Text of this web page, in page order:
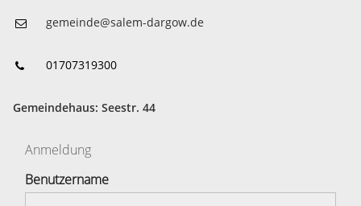
gemeinde@salem-dargow.de
01707319300
Gemeindehaus: Seestr. 44
Anmeldung
Benutzername